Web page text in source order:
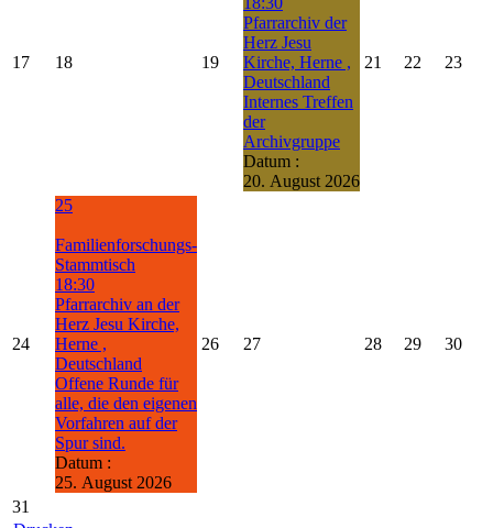
17 18 19
Pfarrarchiv der
Herz Jesu
Kirche, Herne ,
Deutschland
Internes Treffen
der
Archivgruppe
Datum :
20. August 2026
21 22 23
24
25
Familienforschungs-
Stammtisch
18:30
Pfarrarchiv an der
Herz Jesu Kirche,
Herne ,
Deutschland
Offene Runde für
alle, die den eigenen
Vorfahren auf der
Spur sind.
Datum :
25. August 2026
26 27 28 29 30
31